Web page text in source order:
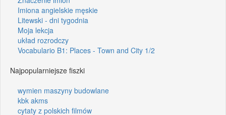
Imiona angielskie męskie
Litewski - dni tygodnia
Moja lekcja
układ rozrodczy
Vocabulario B1: Places - Town and City 1/2
Najpopularniejsze fiszki
wymien maszyny budowlane
kbk akms
cytaty z polskich filmów